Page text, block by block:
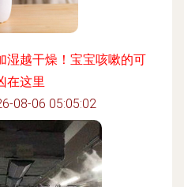
湿越干燥！宝宝咳嗽的可
在这里
08-06 05:05:02